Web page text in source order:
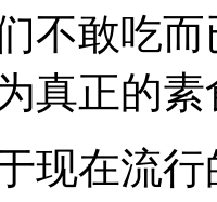
不敢吃
真正的
现在流